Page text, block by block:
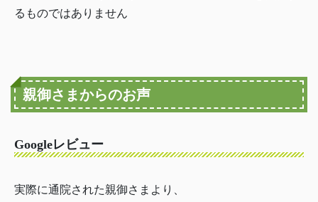
るものではありません
親御さまからのお声
Googleレビュー
実際に通院された親御さまより、